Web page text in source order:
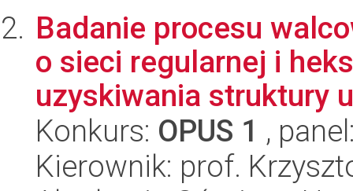
Badanie procesu
o sieci regularnej i
uzyskiwania struktury
Konkurs: OPUS 1 ,
Kierownik: prof.